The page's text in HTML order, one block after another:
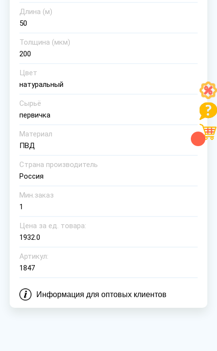
Длина (м)
50
Толщина (мкм)
200
Цвет
натуральный
Сырьё
первичка
Материал
ПВД
Страна производитель
Россия
Мин.заказ
1
Цена за ед. товара:
1932.0
Артикул:
1847
Информация для оптовых клиентов